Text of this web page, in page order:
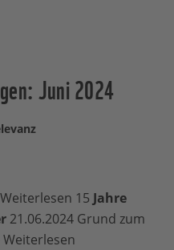
Juni 2024
15 Jahre
21.06.2024 Grund zum